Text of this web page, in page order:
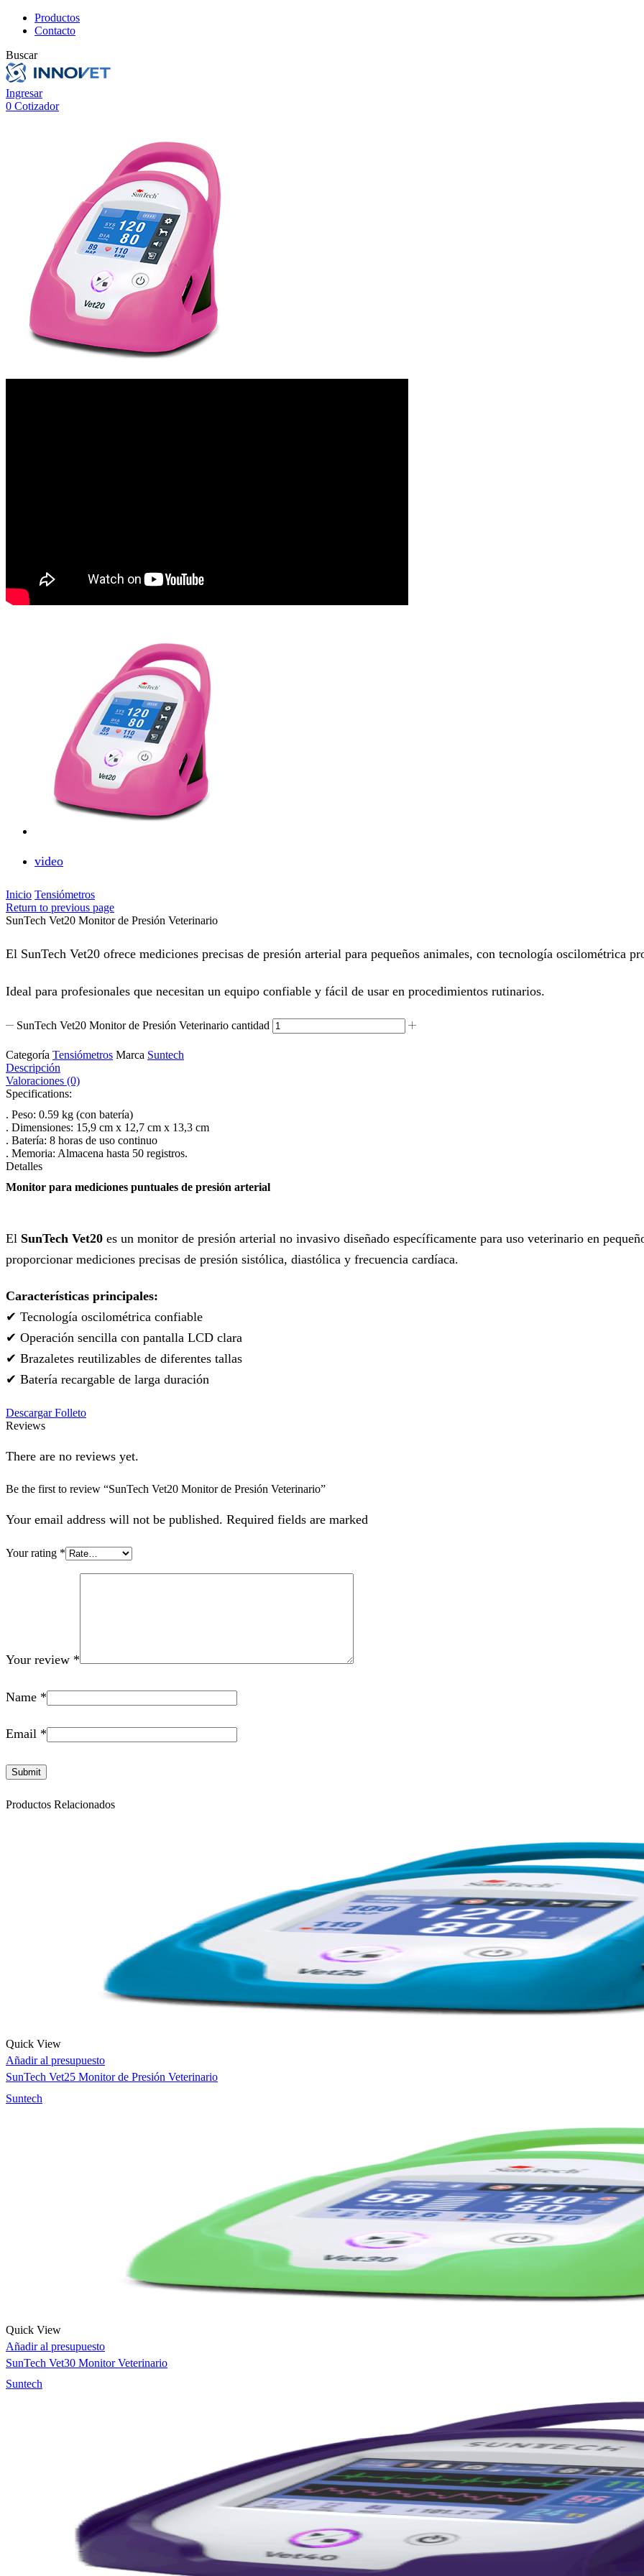
Productos
Contacto
Buscar
Ingresar
0 Cotizador
video
Inicio Tensiómetros
Return to previous page
SunTech Vet20 Monitor de Presión Veterinario
El SunTech Vet20 ofrece mediciones precisas de presión arterial para pequeños animales, con tecnología oscilométrica
Ideal para profesionales que necesitan un equipo confiable y fácil de usar en procedimientos rutinarios.
SunTech Vet20 Monitor de Presión Veterinario cantidad
Categoría Tensiómetros Marca Suntech
Descripción
Valoraciones (0)
Specifications:
. Peso: 0.59 kg (con batería)
. Dimensiones: 15,9 cm x 12,7 cm x 13,3 cm
. Batería: 8 horas de uso continuo
. Memoria: Almacena hasta 50 registros.
Detalles
Monitor para mediciones puntuales de presión arterial
El SunTech Vet20 es un monitor de presión arterial no invasivo diseñado específicamente para uso veterinario en
proporcionar mediciones precisas de presión sistólica, diastólica y frecuencia cardíaca.
Características principales:
✔ Tecnología oscilométrica confiable
✔ Operación sencilla con pantalla LCD clara
✔ Brazaletes reutilizables de diferentes tallas
✔ Batería recargable de larga duración
Descargar Folleto
Reviews
There are no reviews yet.
Be the first to review “SunTech Vet20 Monitor de Presión Veterinario”
Your email address will not be published. Required fields are marked
Your rating *
Your review *
Name *
Email *
Productos Relacionados
Quick View
Añadir al presupuesto
SunTech Vet25 Monitor de Presión Veterinario
Suntech
Quick View
Añadir al presupuesto
SunTech Vet30 Monitor Veterinario
Suntech